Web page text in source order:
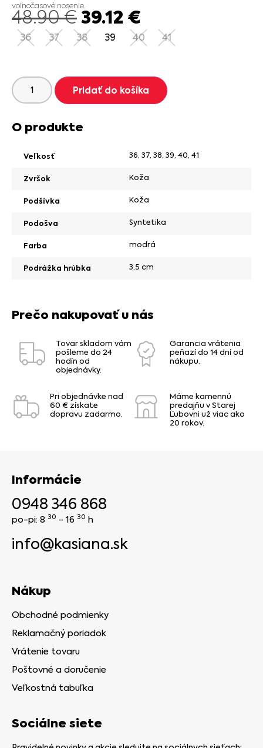
voľnočasové nosenie.
48.90€39.12 €
36 37 38 39 40 41
Pridať do košíka
O produkte
Veľkosť 36, 37, 38, 39, 40, 41
Zvršok Koža
Podšívka Koža
Podošva Syntetika
Farba modrá
Podrážka hrúbka 3,5 cm
Prečo nakupovať u nás
Tovar skladom vám
pošleme do 24
hodín od
objednávky.
Garancia vrátenia
peňazí do 14 dní od
nákupu.
Pri objednávke nad
60 € získate
dopravu zadarmo.
Máme kamennú
predajňu v Starej
Ľubovni už viac ako
20 rokov.
Informácie
0948 346 868
po-pi: 8 30 - 16 30 h
info@kasiana.sk
Nákup
Obchodné podmienky
Reklamačný poriadok
Vrátenie tovaru
Poštovné a doručenie
Veľkostná tabuľka
Sociálne siete